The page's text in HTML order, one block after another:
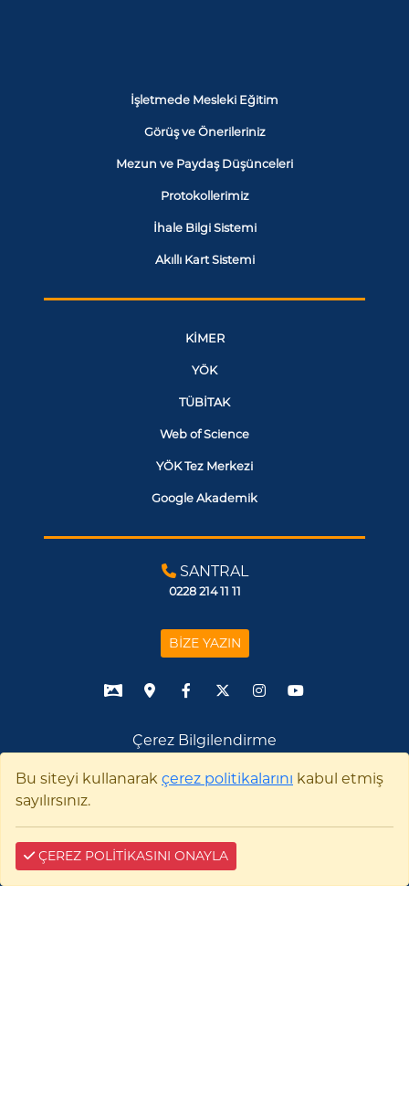
İşletmede Mesleki Eğitim
Görüş ve Önerileriniz
Mezun ve Paydaş Düşünceleri
Protokollerimiz
İhale Bilgi Sistemi
Akıllı Kart Sistemi
KİMER
YÖK
TÜBİTAK
Web of Science
YÖK Tez Merkezi
Google Akademik
SANTRAL
0228 214 11 11
BİZE YAZIN
Çerez Bilgilendirme
Bu siteyi kullanarak çerez politikalarını kabul etmiş
sayılırsınız.
ÇEREZ POLİTİKASINI ONAYLA